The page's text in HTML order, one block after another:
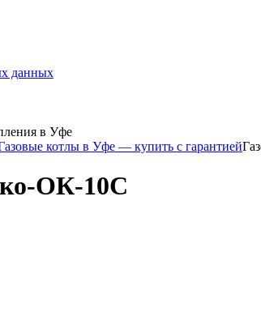
данных
в Уфе
котлы в Уфе — купить с гарантией
ОК-10С